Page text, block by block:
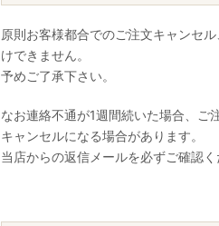
原則お客様都合でのご注文キャンセ
けできません。
予めご了承下さい。
なお連絡不通が1週間続いた場合、ご
キャンセルになる場合があります。
当店からの返信メールを必ずご確認く